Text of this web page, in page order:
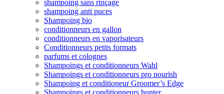
shampoing sans rinçage
shampoing anti puces
Shampoing bio
conditionneurs en gallon
conditionneurs en vaporisateurs
Conditionneurs petits formats
parfums et colognes
Shampoings et conditionneurs Wahl
Shampoings et conditionneurs pro nourish
Shampoing et conditioneur Groomer’s Edge
Shampoings et conditionneurs hunter